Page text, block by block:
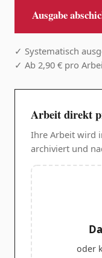
Ausgabe
✓ Systematisch
✓ Ab 2,90 € pro
Arbeit direkt
Ihre Arbeit wird
archiviert und
oder